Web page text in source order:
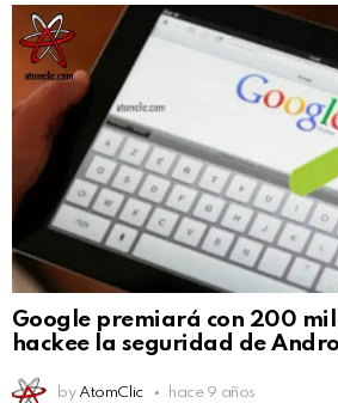
Google premiará con 200
hackee la seguridad de
by AtomClic hace 9 años